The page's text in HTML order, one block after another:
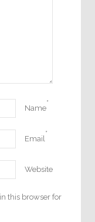
Name
*
Email
*
Website
this browser for